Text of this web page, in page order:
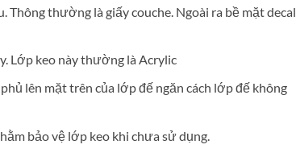
Thông thường là giấy couche. Ngoài ra bề mặt decal
Lớp keo này thường là Acrylic
lên mặt trên của lớp đế ngăn cách lớp đế không
bảo vệ lớp keo khi chưa sử dụng.